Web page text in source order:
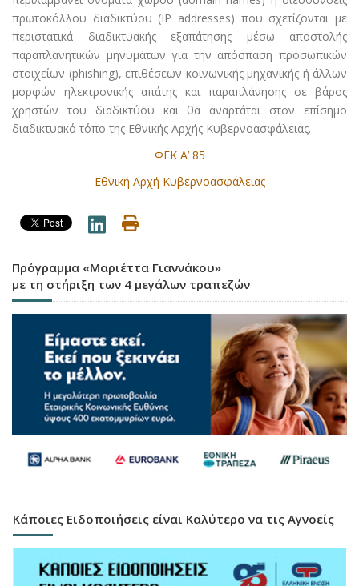
πρωτοκόλλου διαδικτύου (IP addresses) που σχετίζονται με
περιστατικά διαδικτυακής εξαπάτησης μέσω αποστολής
παραπλανητικών μηνυμάτων για την απόσπαση προσωπικών
στοιχείων (phishing), επιθέσεων κοινωνικής μηχανικής ή άλλων
μορφών ηλεκτρονικής απάτης και παραπλάνησης σε βάρος
χρηστών του διαδικτύου και θα αναρτάται στον επίσημο
διαδικτυακό τόπο της Εθνικής Αρχής Κυβερνοασφάλειας.
ΦΕΚ Α’ 85
Εθνική Αρχή Κυβερνοασφάλειας
Πρόγραμμα «Μαριέττα Γιαννάκου»
με τη στήριξη των 4 μεγάλων τραπεζών
Κάποιες Ειδοποιήσεις είναι Καλύτερο να τις Αγνοείς